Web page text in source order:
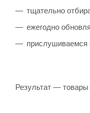
тщательно
ежегодно
прислушиваемся
Результат —